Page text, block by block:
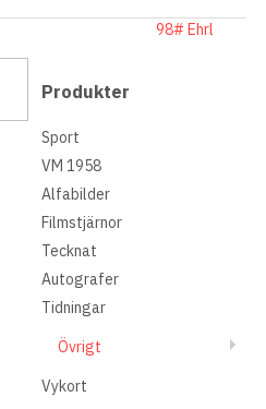
98# Ehrl
Produkter
Sport
VM 1958
Alfabilder
Filmstjärnor
Tecknat
Autografer
Tidningar
Övrigt
Vykort